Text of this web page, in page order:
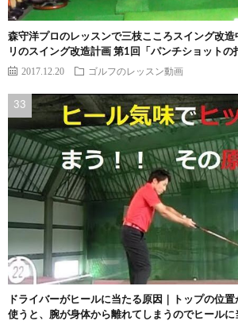
森守洋プロのレッスンで三枝こころスイング改
リのスイング改造計画 第1回「パンチショットの
2017.12.20 ゴルフのレッスン動画
ドライバーがヒールに当たる原因｜トップの位
使うと、腕が身体から離れてしまうのでヒールに